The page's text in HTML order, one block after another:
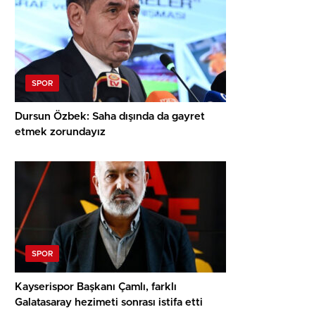
SPOR
Dursun Özbek: Saha dışında da gayret
etmek zorundayız
SPOR
Kayserispor Başkanı Çamlı, farklı
Galatasaray hezimeti sonrası istifa etti